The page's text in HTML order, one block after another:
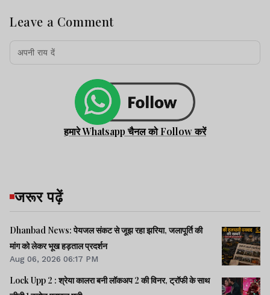
Leave a Comment
हमारे Whatsapp चैनल को Follow करें
जरूर पढ़ें
Dhanbad News: पेयजल संकट से जूझ रहा झरिया, जलापूर्ति की
मांग को लेकर भूख हड़ताल प्रदर्शन
Aug 06, 2026 06:17 PM
Lock Upp 2 : श्रेया कालरा बनी लॉकअप 2 की विनर, ट्रॉफी के साथ